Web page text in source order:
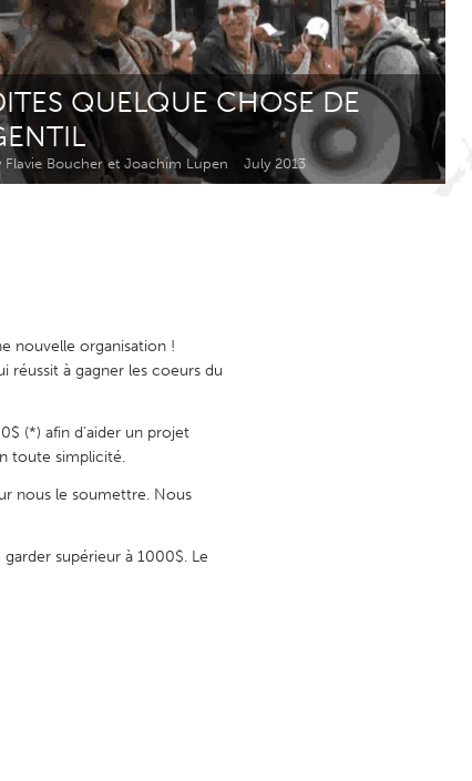
Newmarket
QUELQUE CHOSE DE
Flavie Boucher et Joachim Lupen July 2013
nouvelle organisation !
réussit à gagner les coeurs du
(*) afin d’aider un projet
toute simplicité.
nous le soumettre. Nous
supérieur à 1000$. Le